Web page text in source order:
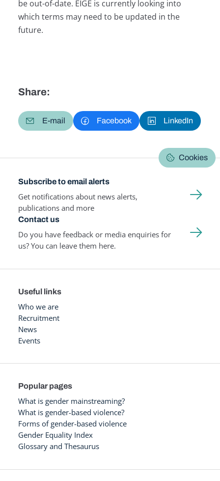
be out-of-date. EIGE is currently looking into
which terms may need to be updated in the
future.
Share:
E-mail Facebook LinkedIn
Cookies
Subscribe to email alerts
Get notifications about news alerts,
publications and more
Contact us
Do you have feedback or media enquiries for
us? You can leave them here.
Useful links
Who we are
Recruitment
News
Events
Popular pages
What is gender mainstreaming?
What is gender-based violence?
Forms of gender-based violence
Gender Equality Index
Glossary and Thesaurus